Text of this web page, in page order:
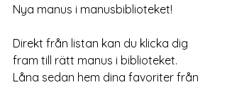
Nya manus i manusbiblioteket!
Direkt från listan kan du klicka dig
fram till rätt manus i biblioteket.
Låna sedan hem dina favoriter från